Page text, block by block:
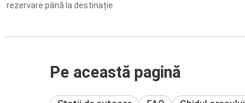
rezervare până la destinație
Pe această pagină